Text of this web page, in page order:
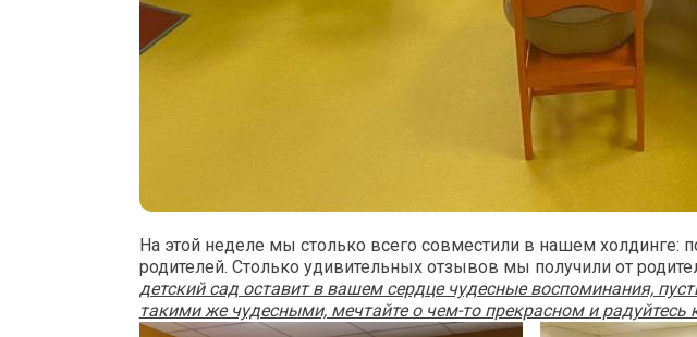
На этой неделе мы столько всего совместили в нашем
родителей. Столько удивительных отзывов мы получили от
детский сад оставит в вашем сердце чудесные воспоминания,
такими же чудесными, мечтайте о чем-то прекрасном и